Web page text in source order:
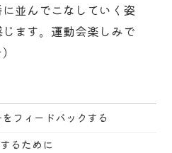
並んでこなしていく姿
ます。運動会楽しみで
フィードバックする
るために